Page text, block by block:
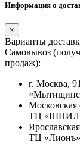
Информация о
×
Варианты
Самовывоз
продаж):
г. Москва,
Московская
ТЦ
ТЦ «Лионъ»